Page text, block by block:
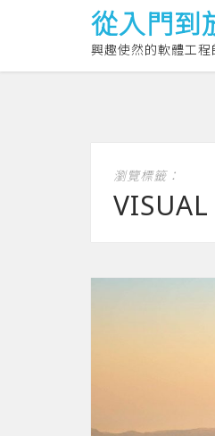
從入門到
興趣使然的軟體工
瀏覽標籤：